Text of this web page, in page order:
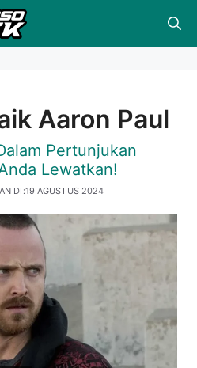
Aaron Paul
Pertunjukan
Lewatkan!
DI:19 AGUSTUS 2024